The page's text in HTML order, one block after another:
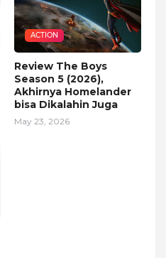
ACTION
Review The Boys
Season 5 (2026),
Akhirnya Homelander
bisa Dikalahin Juga
May 23, 2026